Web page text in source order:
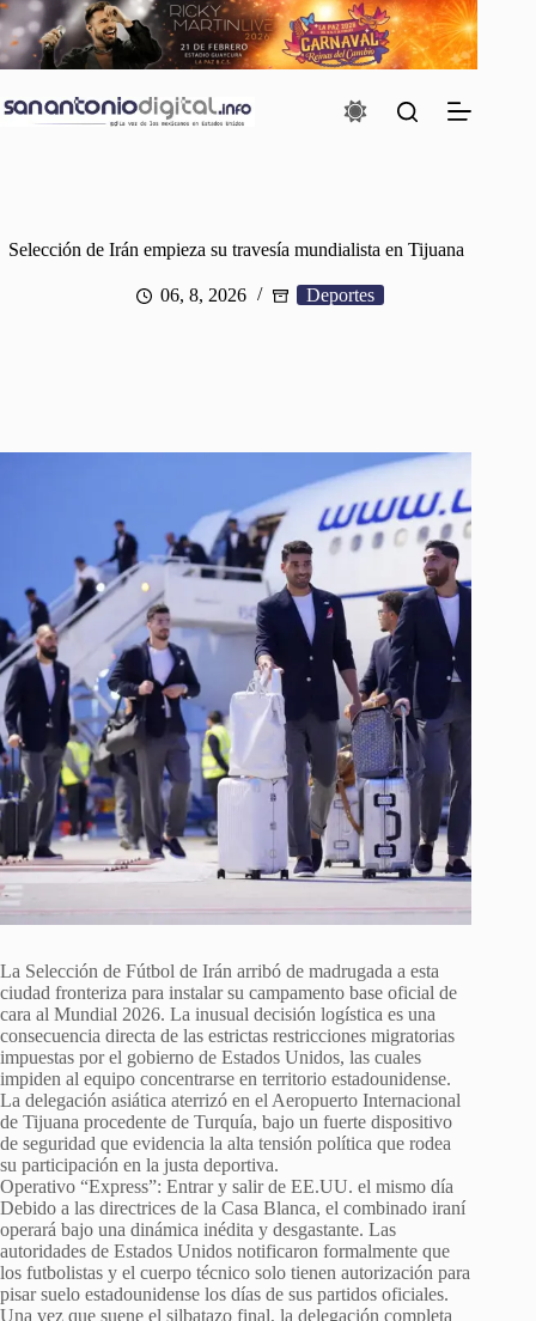
Saltar
al
contenido
Selección de Irán empieza su travesía mundialista en Tijuana
06, 8, 2026 Deportes
La Selección de Fútbol de Irán arribó de madrugada a esta
ciudad fronteriza para instalar su campamento base oficial de
cara al Mundial 2026. La inusual decisión logística es una
consecuencia directa de las estrictas restricciones migratorias
impuestas por el gobierno de Estados Unidos, las cuales
impiden al equipo concentrarse en territorio estadounidense.
La delegación asiática aterrizó en el Aeropuerto Internacional
de Tijuana procedente de Turquía, bajo un fuerte dispositivo
de seguridad que evidencia la alta tensión política que rodea
su participación en la justa deportiva.
Operativo “Express”: Entrar y salir de EE.UU. el mismo día
Debido a las directrices de la Casa Blanca, el combinado iraní
operará bajo una dinámica inédita y desgastante. Las
autoridades de Estados Unidos notificaron formalmente que
los futbolistas y el cuerpo técnico solo tienen autorización para
pisar suelo estadounidense los días de sus partidos oficiales.
Una vez que suene el silbatazo final, la delegación completa